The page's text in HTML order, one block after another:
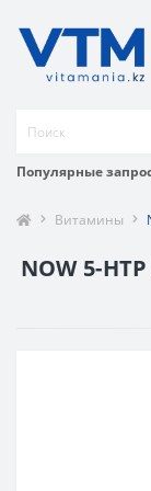
Популярные
Витамины
NOW 5-